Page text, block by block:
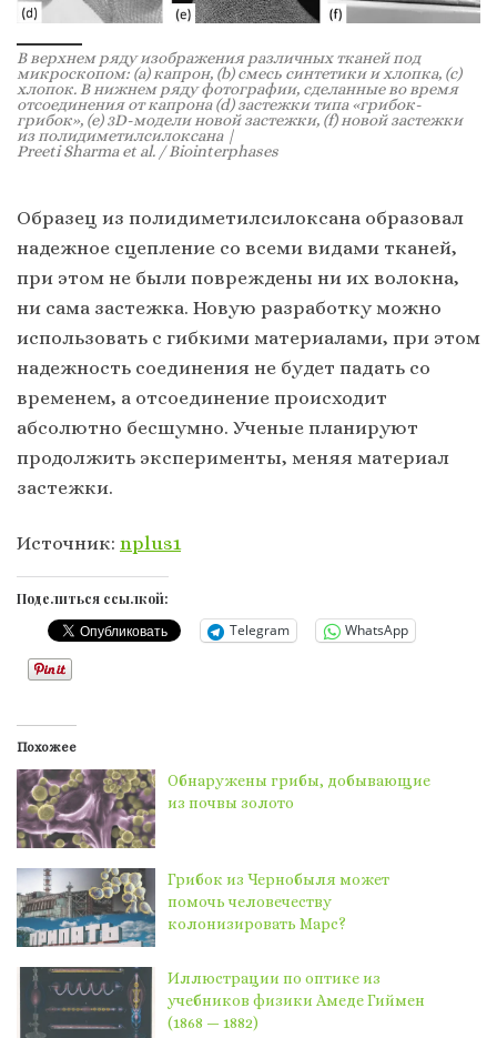
В верхнем ряду изображения различных тканей под
микроскопом: (a) капрон, (b) смесь синтетики и хлопка, (с)
хлопок. В нижнем ряду фотографии, сделанные во время
отсоединения от капрона (d) застежки типа «грибок-
грибок», (e) 3D-модели новой застежки, (f) новой застежки
из полидиметилсилоксана |
Preeti Sharma et al. / Biointerphases
Образец из полидиметилсилоксана образовал
надежное сцепление со всеми видами тканей,
при этом не были повреждены ни их волокна,
ни сама застежка. Новую разработку можно
использовать с гибкими материалами, при этом
надежность соединения не будет падать со
временем, а отсоединение происходит
абсолютно бесшумно. Ученые планируют
продолжить эксперименты, меняя материал
застежки.
Источник: nplus1
Поделиться ссылкой:
Telegram WhatsApp
Похожее
Обнаружены грибы, добывающие
из почвы золото
Грибок из Чернобыля может
помочь человечеству
колонизировать Марс?
Иллюстрации по оптике из
учебников физики Амеде Гиймен
(1868 — 1882)